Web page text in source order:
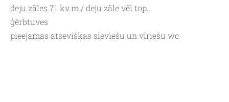
deju zāles 71 kv.m / deju zāle vēl top..
ģērbtuves
pieejamas atsevišķas sieviešu un vīriešu wc